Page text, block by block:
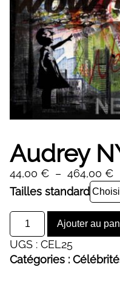
Audrey
44,00 € – 464,00 €
à
Tailles standard
quantité
de
Audrey
NY
Ajouter au
Alternative:
UGS : CEL25
Catégories :